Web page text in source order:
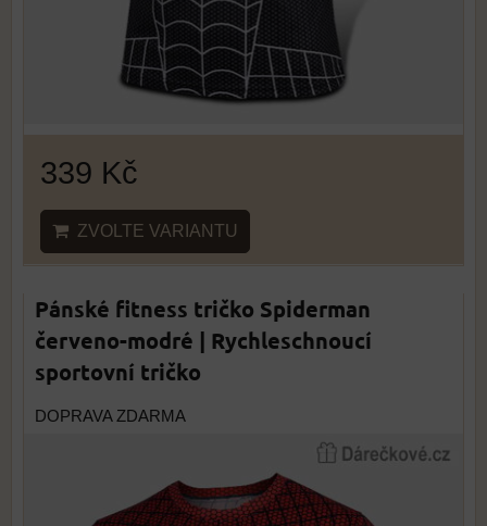
339 Kč
ZVOLTE VARIANTU
Pánské fitness tričko Spiderman
červeno-modré | Rychleschnoucí
sportovní tričko
DOPRAVA ZDARMA